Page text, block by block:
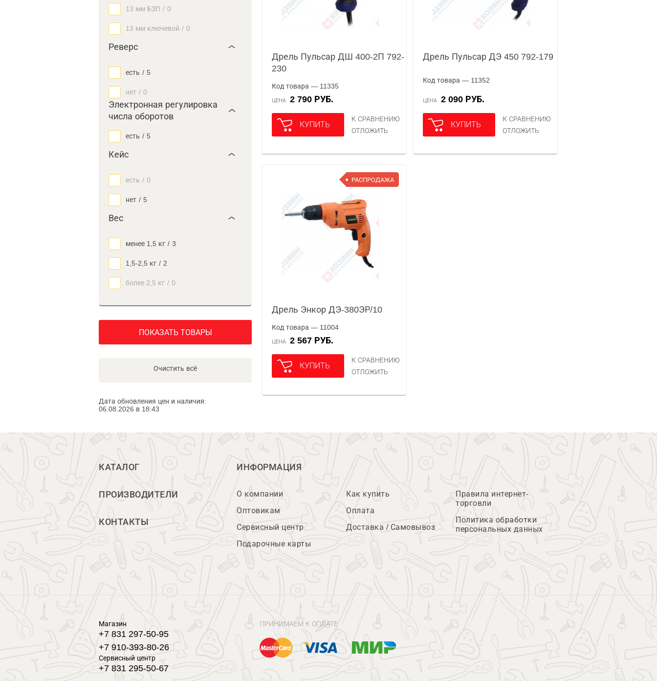
13 мм БЗП / 0
13 мм ключевой / 0
Реверс
есть / 5
нет / 0
Электронная регулировка
числа оборотов
есть / 5
Кейс
есть / 0
нет / 5
Вес
менее 1,5 кг / 3
1,5-2,5 кг / 2
более 2,5 кг / 0
ПОКАЗАТЬ ТОВАРЫ
Очистить всё
Дата обновления цен и наличия:
06.08.2026 в 18:43
Дрель Пульсар ДШ 400-2П 792-
230
Код товара — 11335
ЦЕНА 2 790 РУБ.
КУПИТЬ
К СРАВНЕНИЮ
ОТЛОЖИТЬ
Дрель Пульсар ДЭ 450 792-179
Код товара — 11352
ЦЕНА 2 090 РУБ.
КУПИТЬ
К СРАВНЕНИЮ
ОТЛОЖИТЬ
РАСПРОДАЖА
Дрель Энкор ДЭ-380ЭР/10
Код товара — 11004
ЦЕНА 2 567 РУБ.
КУПИТЬ
К СРАВНЕНИЮ
ОТЛОЖИТЬ
КАТАЛОГ
ПРОИЗВОДИТЕЛИ
КОНТАКТЫ
ИНФОРМАЦИЯ
О компании
Оптовикам
Сервисный центр
Подарочные карты
Как купить
Оплата
Доставка / Самовывоз
Правила интернет-
торговли
Политика обработки
персональных данных
Магазин
+7 831 297-50-95
+7 910-393-80-26
Сервисный центр
+7 831 295-50-67
ПРИНИМАЕМ К ОПЛАТЕ